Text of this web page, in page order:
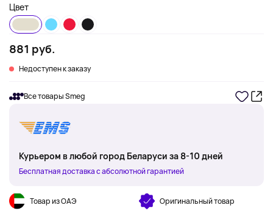
Цвет
881 руб.
Недоступен к заказу
Все товары Smeg
Курьером в любой город Беларуси за 8-10 дней
Бесплатная доставка с абсолютной гарантией
Товар из ОАЭ Оригинальный товар